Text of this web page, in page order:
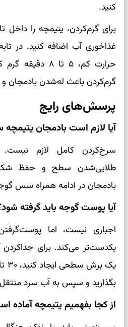
کنید.
غذاخوری آب اضافه کنید. در
حرارت کم، ۵ تا
گرم‌کردن باعث له‌شدن بادمجان
پرسش‌های رایج
آیا لازم است بادمجان
سرخ‌کردن کامل لازم
طلایی‌شدن سطح و حفظ
بادمجان در ادامه همراه سس
آیا پوست گوجه باید گرفته
اجباری نیست، اما
یکدست‌تر می‌کند. برای
بگذارید و سپس به آب سرد
از کجا بفهمیم یتیمچه آماده